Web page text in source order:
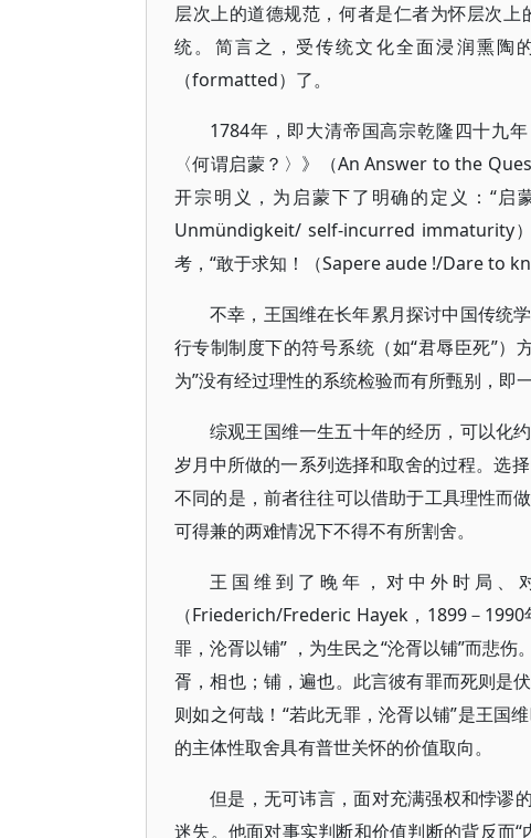
层次上的道德规范，何者是仁者为怀层次
统。简言之，受传统文化全面浸润熏陶
（formatted）了。
1784年，即大清帝国高宗乾隆四十九
〈何谓启蒙？〉》（An Answer to the
开宗明义，为启蒙下了明确的定义：“启
Unmündigkeit/ self-incurred immaturity
考，“敢于求知！（Sapere aude !/Dare to
不幸，王国维在长年累月探讨中国传统
行专制制度下的符号系统（如“君辱臣死”）
为”没有经过理性的系统检验而有所甄别，即
综观王国维一生五十年的经历，可以化
岁月中所做的一系列选择和取舍的过程。选
不同的是，前者往往可以借助于工具理性而
可得兼的两难情况下不得不有所割舍。
王国维到了晚年，对中外时局、
（Friederich/Frederic Hayek，1899－
罪，沦胥以铺” ，为生民之“沦胥以铺”而悲
胥，相也；铺，遍也。此言彼有罪而死则是
则如之何哉！“若此无罪，沦胥以铺”是王国
的主体性取舍具有普世关怀的价值取向。
但是，无可讳言，面对充满强权和悖谬
迷失。他面对事实判断和价值判断的背反而